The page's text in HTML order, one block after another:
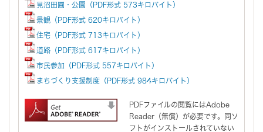
見沼田圃・公園（PDF形式 573キロバイト）
景観（PDF形式 620キロバイト）
住宅（PDF形式 713キロバイト）
道路（PDF形式 617キロバイト）
市民参加（PDF形式 557キロバイト）
まちづくり支援制度（PDF形式 984キロバイト）
PDFファイルの閲覧にはAdobe
Reader（無償）が必要です。同ソ
フトがインストールされていない